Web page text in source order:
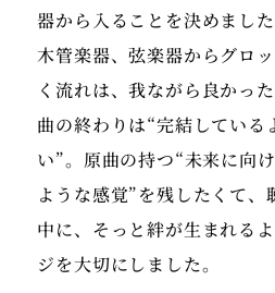
器から入ることを決めました
木管楽器、弦楽器からグロ
く流れは、我ながら良かっ
曲の終わりは“完結している
い”。原曲の持つ“未来に向
ような感覚”を残したくて、
中に、そっと絆が生まれる
ジを大切にしました。